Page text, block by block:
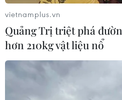
TIN CÙNG CHUYÊN MỤC
Buổi hòa nhạc kéo dài 639
mới hoàn thành 4% hành
vietnamplus.vn
Quảng Trị triệt phá
hơn 210kg vật liệu nổ